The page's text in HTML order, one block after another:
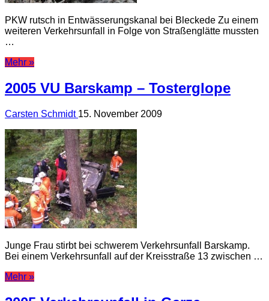
PKW rutsch in Entwässerungskanal bei Bleckede Zu einem
weiteren Verkehrsunfall in Folge von Straßenglätte mussten
…
Mehr »
2005 VU Barskamp – Tosterglope
Carsten Schmidt 15. November 2009
Junge Frau stirbt bei schwerem Verkehrsunfall Barskamp.
Bei einem Verkehrsunfall auf der Kreisstraße 13 zwischen …
Mehr »